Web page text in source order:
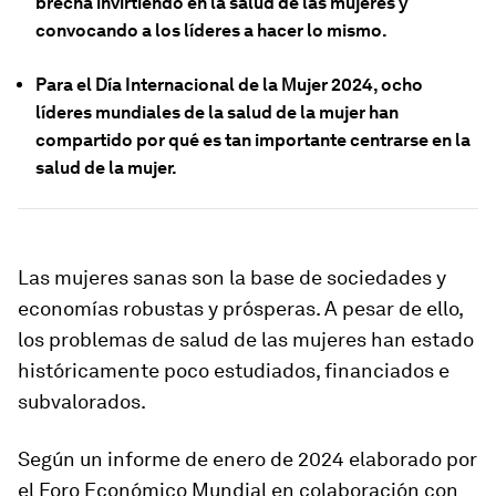
convocando a los líderes a hacer lo mismo.
Para el Día Internacional de la Mujer 2024, ocho
líderes mundiales de la salud de la mujer han
compartido por qué es tan importante centrarse en la
salud de la mujer.
Las mujeres sanas son la base de sociedades y
economías robustas y prósperas. A pesar de ello,
los problemas de salud de las mujeres han estado
históricamente poco estudiados, financiados e
subvalorados.
Según un informe de enero de 2024 elaborado por
el Foro Económico Mundial en colaboración con